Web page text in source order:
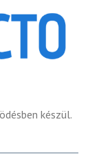
készül.